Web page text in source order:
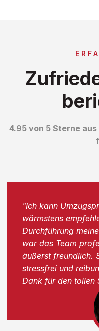
4.95 von 5 Sterne
"Ich kann
wärmstens
Durchführung
war das Team
äußerst freundlich.
stressfrei und
Dank für den tollen